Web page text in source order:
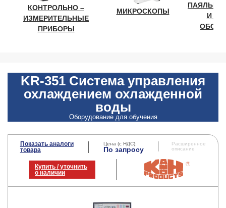
КОНТРОЛЬНО –
ИЗМЕРИТЕЛЬНЫЕ
ПРИБОРЫ
МИКРОСКОПЫ
И
KR-351 Система управления
охлаждением охлажденной
воды
Оборудование для обучения
Показать аналоги
товара
Цена (с НДС):
По запросу
Расширенное
описание
Купить / уточнить
о наличии